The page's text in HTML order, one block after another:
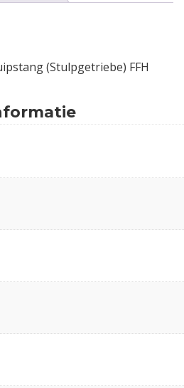
(Stulpgetriebe) FFH